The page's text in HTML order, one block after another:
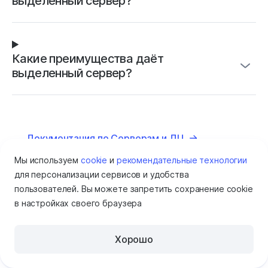
Какие преимущества даёт
выделенный сервер?
Документация по Серверам и ДЦ
Мы используемcookie и рекомендательные технологии
для персонализации сервисов и удобства
пользователей. Вы можете запретить сохранение cookie
в настройках своего браузера
Хорошо